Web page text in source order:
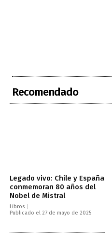
Recomendado
Legado vivo: Chile y España
conmemoran 80 años del
Nobel de Mistral
Libros
Publicado el 27 de mayo de 2025